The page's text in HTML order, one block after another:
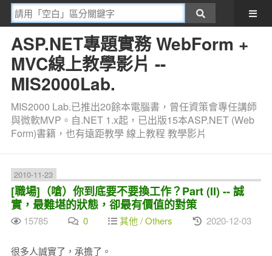
ASP.NET專題實務 WebForm +
MVC線上教學影片 --
MIS2000Lab.
MIS2000 Lab.已推出20餘本電腦書，曾任資策會專任講師
與微軟MVP。自.NET 1.x起，已出版15本ASP.NET (Web
Form)書籍，也有遠距教學 線上教程 教學影片
2010-11-23
[職場]（嗆）你到底要不要換工作？Part (II) -- 誠
實，最難堪的狀態，卻最有價值的對策
15785 0 其他 / Others 2020-12-03
很多人誠實了，承擔了。